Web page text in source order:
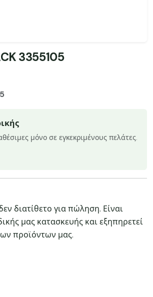
3355105
μόνο σε εγκεκριμένους πελάτες.
διατίθετο για πώληση. Είναι
μας κατασκευής και εξηπηρετεί
προϊόντων μας.